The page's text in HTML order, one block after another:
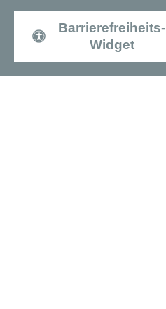
Barrierefreiheits-
Widget